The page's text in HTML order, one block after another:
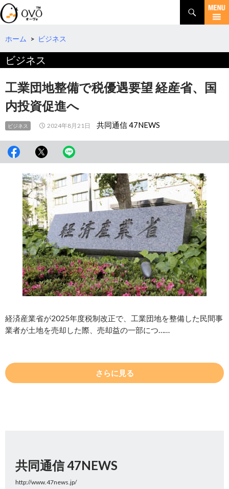
検
索
コ
テ
へ
移
動
ホーム > ビジネス
ビジネス
工業団地整備で税優遇要望 経産省、国
内投資促進へ
ビジネス 2024年8月21日 共同通信 47NEWS
経済産業省が2025年度税制改正で、工業団地を整備した民間事
業者が土地を売却した際、売却益の一部につ……
さらに見る
共同通信 47NEWS
http://www.47news.jp/